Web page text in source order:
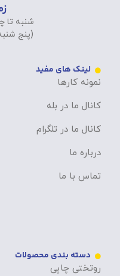
شنبه تا
(پنج
لینک های مفید
نمونه کارها
کانال ما در بله
کانال ما در تلگرام
درباره ما
تماس با ما
دسته بندی محصولات
روتختی چاپی